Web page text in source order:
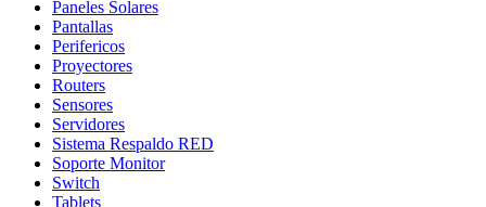
Paneles Solares
Pantallas
Perifericos
Proyectores
Routers
Sensores
Servidores
Sistema Respaldo RED
Soporte Monitor
Switch
Tablets